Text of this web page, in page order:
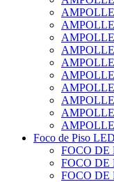
Foco de Piso LED
FOCO DE
FOCO DE
FOCO DE